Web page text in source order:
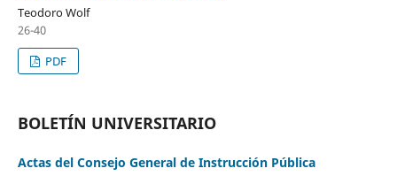
Teodoro Wolf
26-40
PDF
BOLETÍN UNIVERSITARIO
Actas del Consejo General de Instrucción Pública